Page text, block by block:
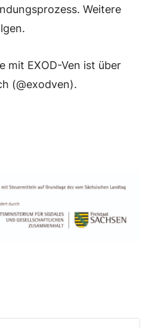
Weitere
mit EXOD-Ven ist über
(@exodven).